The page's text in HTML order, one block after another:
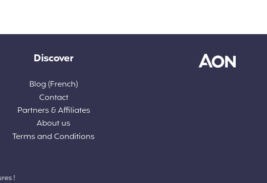
Discover
Blog (French)
Contact
Partners & Affiliates
About us
Terms and Conditions
!